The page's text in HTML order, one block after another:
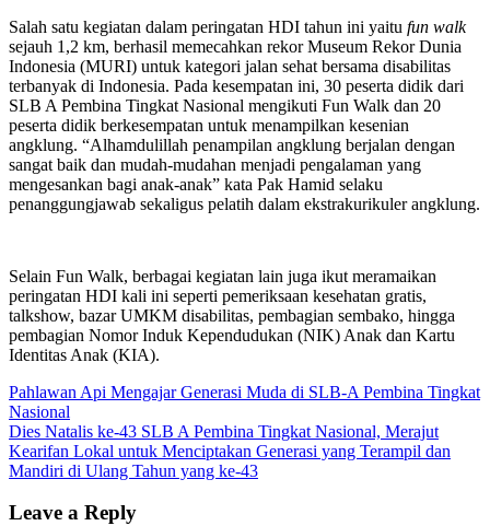
Salah satu kegiatan dalam peringatan HDI tahun ini yaitu fun walk
sejauh 1,2 km, berhasil memecahkan rekor Museum Rekor Dunia
Indonesia (MURI) untuk kategori jalan sehat bersama disabilitas
terbanyak di Indonesia. Pada kesempatan ini, 30 peserta didik dari
SLB A Pembina Tingkat Nasional mengikuti Fun Walk dan 20
peserta didik berkesempatan untuk menampilkan kesenian
angklung. “Alhamdulillah penampilan angklung berjalan dengan
sangat baik dan mudah-mudahan menjadi pengalaman yang
mengesankan bagi anak-anak” kata Pak Hamid selaku
penanggungjawab sekaligus pelatih dalam ekstrakurikuler angklung.
Selain Fun Walk, berbagai kegiatan lain juga ikut meramaikan
peringatan HDI kali ini seperti pemeriksaan kesehatan gratis,
talkshow, bazar UMKM disabilitas, pembagian sembako, hingga
pembagian Nomor Induk Kependudukan (NIK) Anak dan Kartu
Identitas Anak (KIA).
Post
navigation
Pahlawan Api Mengajar Generasi Muda di SLB-A Pembina Tingkat
Nasional
Dies Natalis ke-43 SLB A Pembina Tingkat Nasional, Merajut
Kearifan Lokal untuk Menciptakan Generasi yang Terampil dan
Mandiri di Ulang Tahun yang ke-43
Leave a Reply